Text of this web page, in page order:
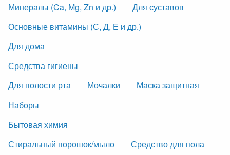
Минералы (Ca, Mg, Zn и др.)
Для суставов
Основные витамины (С, Д, Е и др.)
Для дома
Средства гигиены
Для полости рта
Мочалки
Маска защитная
Наборы
Бытовая химия
Стиральный порошок/мыло
Средство для пола